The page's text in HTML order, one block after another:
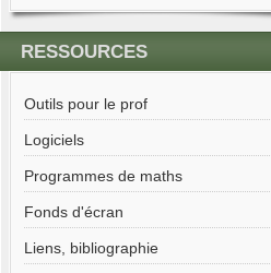
RESSOURCES
Outils pour le prof
Logiciels
Programmes de maths
Fonds d'écran
Liens, bibliographie